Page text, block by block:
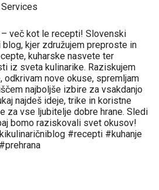
– več kot le recepti! Slovenski
blog, kjer združujem preproste in
kuharske nasvete ter
iz sveta kulinarike. Raziskujem
odkrivam nove okuse, spremljam
najboljše izbire za vsakdanjo
najdeš ideje, trike in koristne
za vse ljubitelje dobre hrane. Sledi
bomo raziskovali svet okusov!
#recepti #kuhanje